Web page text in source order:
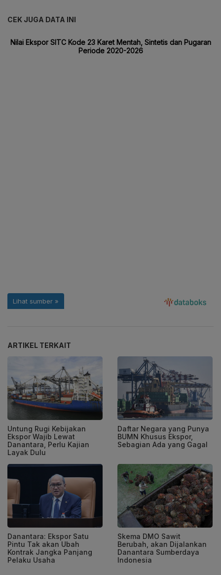
CEK JUGA DATA INI
ARTIKEL TERKAIT
Untung Rugi Kebijakan
Ekspor Wajib Lewat
Danantara, Perlu Kajian
Layak Dulu
Daftar Negara yang Punya
BUMN Khusus Ekspor,
Sebagian Ada yang Gagal
Danantara: Ekspor Satu
Pintu Tak akan Ubah
Kontrak Jangka Panjang
Pelaku Usaha
Skema DMO Sawit
Berubah, akan Dijalankan
Danantara Sumberdaya
Indonesia